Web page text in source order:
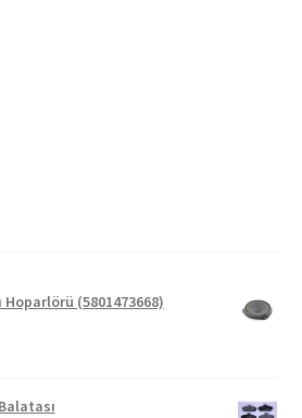
Hoparlörü (5801473668)